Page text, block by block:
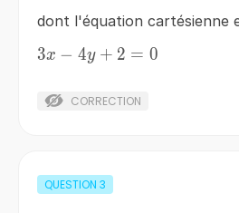
dont l'équation cartésienne
3x-
3x − 4y + 2 = 0
CORRECTION
QUESTION 3